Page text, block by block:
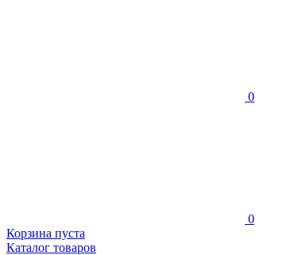
0
0
Корзина пуста
Каталог товаров